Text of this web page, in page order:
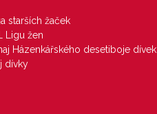
starších žaček
Ligu žen
Házenkářského desetiboje dívek
dívky